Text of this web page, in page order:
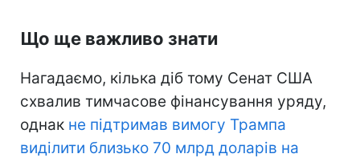
Що ще важливо знати
Нагадаємо, кілька діб тому Сенат США
схвалив тимчасове фінансування уряду,
однак не підтримав вимогу Трампа
виділити близько 70 млрд доларів на